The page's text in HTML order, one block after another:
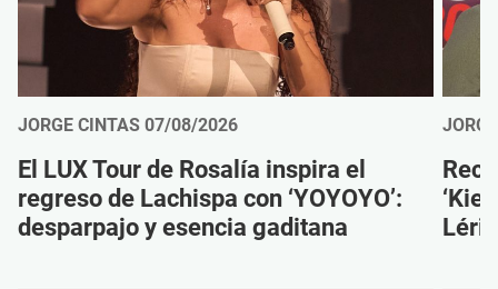
JORGE CINTAS 07/08/2026
El LUX Tour de Rosalía inspira el
regreso de Lachispa con ‘YOYOYO’:
desparpajo y esencia gaditana